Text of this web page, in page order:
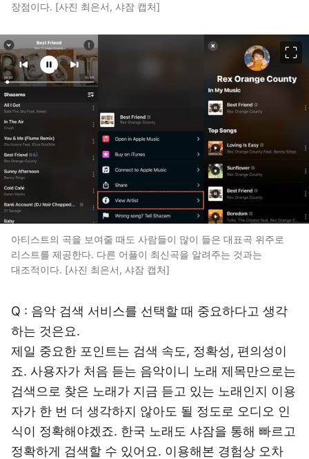
장점이다. [사진 최은서, 샤잠 캡처]
아티스트의 곡을 보여줄 때도 사람들이 많이 들은 대표곡 위주로
리스트를 제공한다. 다른 어플이 최신곡을 알려주는 것과는
대조적이다. [사진 최은서, 샤잠 캡처]
Q : 음악 검색 서비스를 선택할 때 중요하다고 생각
하는 것은요.
제일 중요한 포인트는 검색 속도, 정확성, 편의성이
죠. 사용자가 처음 듣는 음악이니 노래 제목만으로는
검색으로 찾은 노래가 지금 듣고 있는 노래인지 이용
자가 한 번 더 생각하지 않아도 될 정도로 오디오 인
식이 정확해야겠죠. 한국 노래도 샤잠을 통해 빠르고
정확하게 검색할 수 있어요. 이용해본 경험상 오차